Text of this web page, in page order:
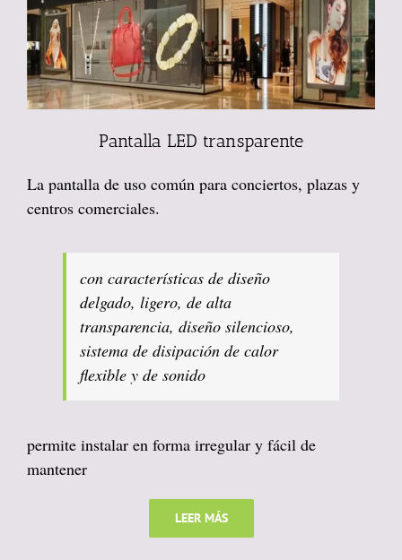
Pantalla LED transparente
La pantalla de uso común para conciertos, plazas y
centros comerciales.
con características de diseño
delgado, ligero, de alta
transparencia, diseño silencioso,
sistema de disipación de calor
flexible y de sonido
permite instalar en forma irregular y fácil de
mantener
LEER MÁS